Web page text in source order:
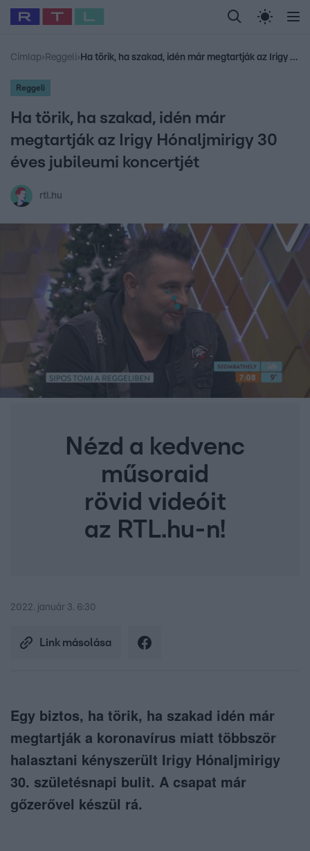
Legfrissebb RTL Híradó Randi Celeb vagyok,
Babits Marcella Most Wanted Gallusz
Címlap› Reggeli› Ha törik, ha szakad, idén már megtartják az Irigy Hónaljmirigy 30 éves jubileumi koncertjét
Reggeli
Ha törik, ha szakad, idén már
megtartják az Irigy Hónaljmirigy 30
éves jubileumi koncertjét
rtl.hu
Nézd a kedvenc
műsoraid
rövid videóit
az RTL.hu-n!
2022. január 3. 6:30
Link másolása
Egy biztos, ha törik, ha szakad idén már
megtartják a koronavírus miatt többször
halasztani kényszerült Irigy Hónaljmirigy
30. születésnapi bulit. A csapat már
gőzerővel készül rá.